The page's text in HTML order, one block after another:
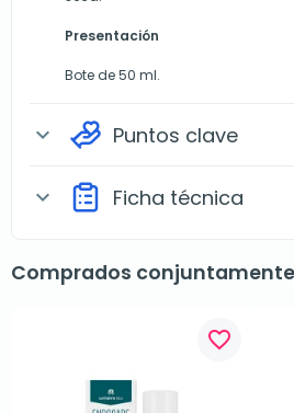
Presentación
Bote de 50 ml.
expand_more Puntos clave
expand_more Ficha técnica
Comprados conjuntamente
favorite_border